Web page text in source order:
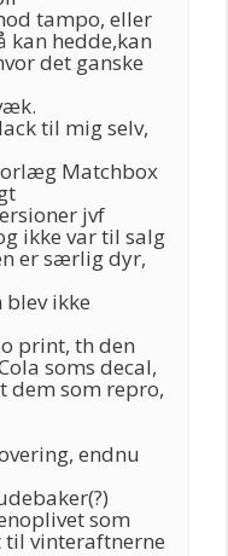
tampo, eller
kan hedde,kan
det ganske
til mig selv,
Matchbox
jvf
ikke var til salg
er særlig dyr,
blev ikke
print, th den
soms decal,
dem som repro,
endnu
som
til vinteraftnerne